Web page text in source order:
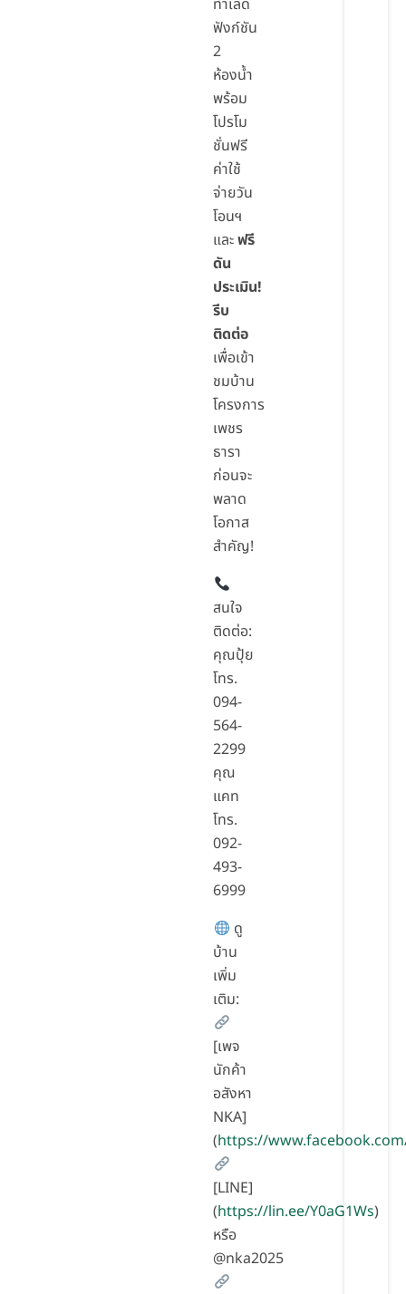
ทำเลดี
ฟังก์ชัน
2
ห้องน้ำ
พร้อม
โปรโม
ชั่นฟรี
ค่าใช้
จ่ายวัน
โอนฯ
และฟรี
ดัน
ประเมิน!
รีบ
ติดต่อ
เพื่อเข้า
ชมบ้าน
โครงการ
เพชร
ธารา
ก่อนจะ
พลาด
โอกาส
สำคัญ!
สนใจ
ติดต่อ:
คุณปุ้ย
โทร.
094-
564-
2299
คุณ
แคท
โทร.
092-
493-
6999
ดู
บ้าน
เพิ่ม
เติม:
[เพจ
นักค้า
อสังหา
NKA]
(https://
[LINE]
(https://lin.ee/Y0aG1Ws)
หรือ
@nka2025